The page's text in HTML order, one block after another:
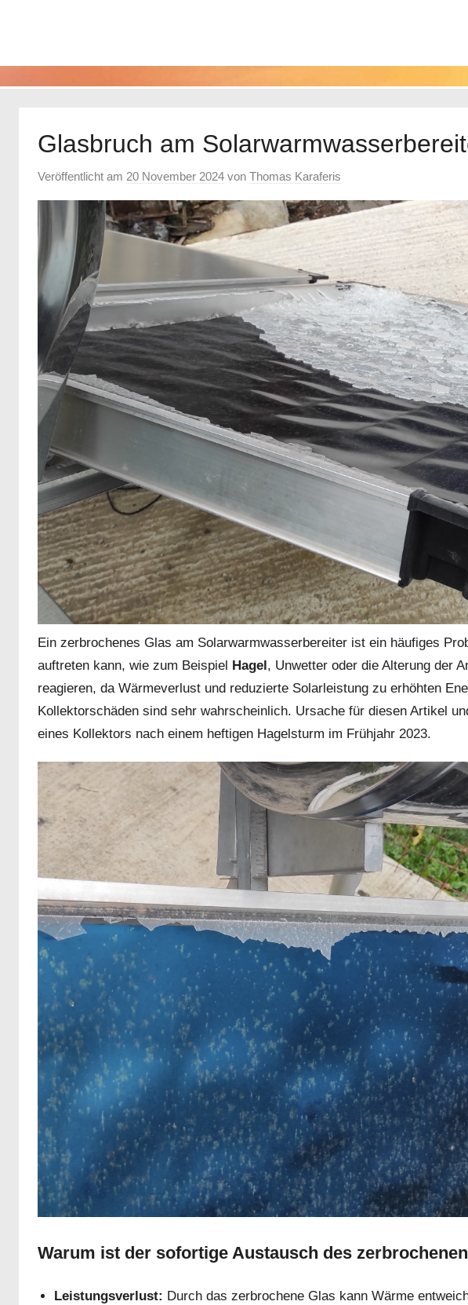
Glasbruch am
Veröffentlicht am 20 November 2024 von Thomas Karaferis
Ein zerbrochenes Glas am Solarwarmwasserbereiter ist ein häufiges
auftreten kann, wie zum Beispiel Hagel, Unwetter oder die Alterung der
reagieren, da Wärmeverlust und reduzierte Solarleistung zu erhöhten
Kollektorschäden sind sehr wahrscheinlich. Ursache für diesen Artikel
eines Kollektors nach einem heftigen Hagelsturm im Frühjahr 2023.
Warum ist der sofortige Austausch des
Leistungsverlust: Durch das zerbrochene Glas kann Wärme